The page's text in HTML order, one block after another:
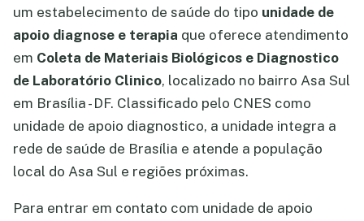
um estabelecimento de saúde do tipo unidade de
apoio diagnose e terapia que oferece atendimento
em Coleta de Materiais Biológicos e Diagnostico
de Laboratório Clinico, localizado no bairro Asa Sul
em Brasília - DF. Classificado pelo CNES como
unidade de apoio diagnostico, a unidade integra a
rede de saúde de Brasília e atende a população
local do Asa Sul e regiões próximas.
Para entrar em contato com unidade de apoio